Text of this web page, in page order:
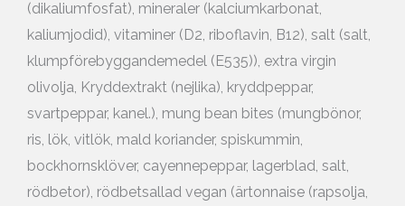
(dikaliumfosfat), mineraler (kalciumkarbonat,
kaliumjodid), vitaminer (D2, riboflavin, B12), salt (salt,
klumpförebyggandemedel (E535)), extra virgin
olivolja, Kryddextrakt (nejlika), kryddpeppar,
svartpeppar, kanel.), mung bean bites (mungbönor,
ris, lök, vitlök, mald koriander, spiskummin,
bockhornsklöver, cayennepeppar, lagerblad, salt,
rödbetor), rödbetsallad vegan (ärtonnaise (rapsolja,